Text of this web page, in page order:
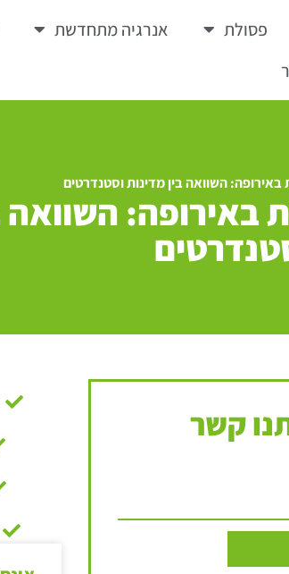
פסולת אנרגיה מתחדשת
השוואה בין מדינות וסטנדרטים
באירופה: השוואה
קשר